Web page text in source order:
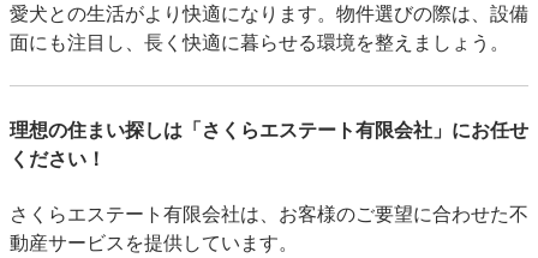
愛犬との生活がより快適になります。物件選びの際は、設備
面にも注目し、長く快適に暮らせる環境を整えましょう。
理想の住まい探しは「さくらエステート有限会社」にお任せ
ください！
さくらエステート有限会社は、お客様のご要望に合わせた不
動産サービスを提供しています。